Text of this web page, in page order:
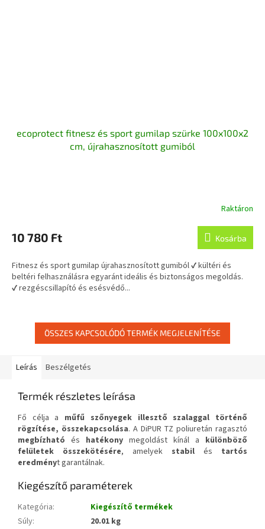
ecoprotect fitnesz és sport gumilap szürke 100x100x2
cm, újrahasznosított gumiból
átlagos
értékelése
ből
3,7
csillag.
Raktáron
10 780 Ft Kosárba
Fitnesz és sport gumilap újrahasznosított gumiból ✔ kültéri és
beltéri felhasználásra egyaránt ideális és biztonságos megoldás.
✔ rezgéscsillapító és esésvédő...
ÖSSZES KAPCSOLÓDÓ TERMÉK MEGJELENÍTÉSE
Leírás Beszélgetés
Termék részletes leírása
Fő célja a műfű szőnyegek illesztő szalaggal történő
rögzítése, összekapcsolása. A DiPUR TZ poliuretán ragasztó
megbízható és hatékony megoldást kínál a különböző
felületek összekötésére, amelyek stabil és tartós
eredményt garantálnak.
Kiegészítő paraméterek
Kategória:
Kiegészítő termékek
Súly:
20.01 kg